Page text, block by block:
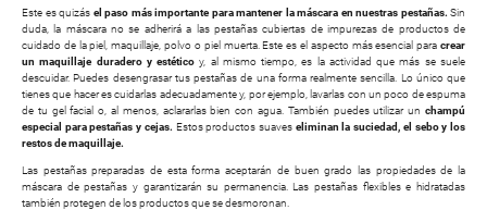
Este es quizás el paso más importante para mantener la máscara en nuestras pestañas. Sin
duda, la máscara no se adherirá a las pestañas cubiertas de impurezas de productos de
cuidado de la piel, maquillaje, polvo o piel muerta. Este es el aspecto más esencial para crear
un maquillaje duradero y estético y, al mismo tiempo, es la actividad que más se suele
descuidar. Puedes desengrasar tus pestañas de una forma realmente sencilla. Lo único que
tienes que hacer es cuidarlas adecuadamente y, por ejemplo, lavarlas con un poco de espuma
de tu gel facial o, al menos, aclararlas bien con agua. También puedes utilizar un champú
especial para pestañas y cejas. Estos productos suaves eliminan la suciedad, el sebo y los
restos de maquillaje.
Las pestañas preparadas de esta forma aceptarán de buen grado las propiedades de la
máscara de pestañas y garantizarán su permanencia. Las pestañas flexibles e hidratadas
también protegen de los productos que se desmoronan.